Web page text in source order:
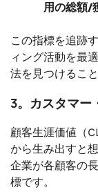
用の総額/
この指標を追跡
ィング活動を最
法を見つけるこ
3。カスタマー
顧客生涯価値（
から生み出すと
企業が各顧客の
標です。